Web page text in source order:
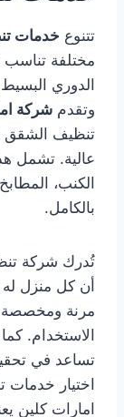
تتنوع خدمات
مختلفة تناسب
الدوري
وتقدم شركة
تنظيف الشقق
عالية. تشمل
الكنب،
بالكامل.
تُدرك شركة
أن كل منزل
مرنة
الاستخدام.
تساعد في
اختيار
امارات